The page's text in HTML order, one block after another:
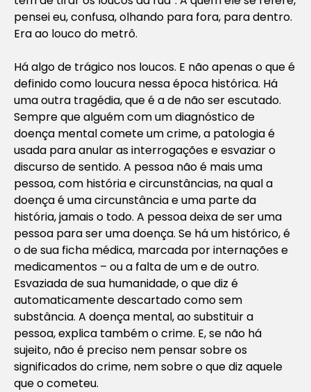
pensei eu, confusa, olhando para fora, para dentro.
Era ao louco do metrô.
Há algo de trágico nos loucos. E não apenas o que é
definido como loucura nessa época histórica. Há
uma outra tragédia, que é a de não ser escutado.
Sempre que alguém com um diagnóstico de
doença mental comete um crime, a patologia é
usada para anular as interrogações e esvaziar o
discurso de sentido. A pessoa não é mais uma
pessoa, com história e circunstâncias, na qual a
doença é uma circunstância e uma parte da
história, jamais o todo. A pessoa deixa de ser uma
pessoa para ser uma doença. Se há um histórico, é
o de sua ficha médica, marcada por internações e
medicamentos – ou a falta de um e de outro.
Esvaziada de sua humanidade, o que diz é
automaticamente descartado como sem
substância. A doença mental, ao substituir a
pessoa, explica também o crime. E, se não há
sujeito, não é preciso nem pensar sobre os
significados do crime, nem sobre o que diz aquele
que o cometeu.